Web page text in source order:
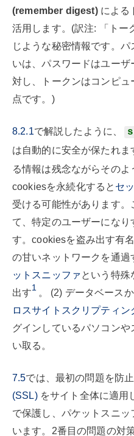
(remember digest) による
活用します。(訳注: 「トー
じような秘密情報です。
いは、パスワードはユー
対し、トークンはコンピ
点です。)
8.2.1で解説したように、
は自動的に安全が保たれま
る情報は残念ながらそのよ
cookiesを永続化すると セ
受ける可能性があります
て、特定のユーザーにな
す。cookiesを盗み出す有
の甘いネットワークを通
ットスニッファという特
出す1 。 (2) データベース
ロスサイトスクリプティン
グインしているパソコン
い取る。
7.5では、最初の問題を防
(SSL)をサイト全体に適用
で保護し、パケットスニ
います。2番目の問題の対